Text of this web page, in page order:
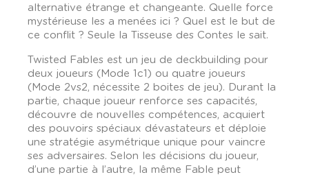
alternative étrange et changeante. Quelle force
mystérieuse les a menées ici ? Quel est le but de
ce conflit ? Seule la Tisseuse des Contes le sait.
Twisted Fables est un jeu de deckbuilding pour
deux joueurs (Mode 1c1) ou quatre joueurs
(Mode 2vs2, nécessite 2 boites de jeu). Durant la
partie, chaque joueur renforce ses capacités,
découvre de nouvelles compétences, acquiert
des pouvoirs spéciaux dévastateurs et déploie
une stratégie asymétrique unique pour vaincre
ses adversaires. Selon les décisions du joueur,
d’une partie à l’autre, la même Fable peut